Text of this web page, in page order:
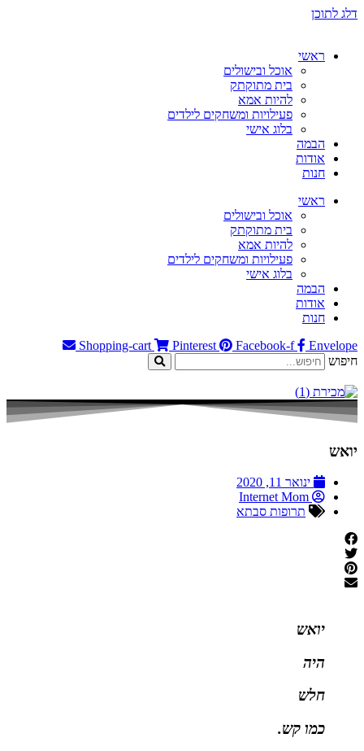
דלג לתוכן
ראשי
אוכל ובישולים
בית מתוקתק
להיות אמא
פעילויות ומשחקים לילדים
בלוג אישי
הבמה
אודות
חנות
ראשי
אוכל ובישולים
בית מתוקתק
להיות אמא
פעילויות ומשחקים לילדים
בלוג אישי
הבמה
אודות
חנות
Shopping-cart
Pinterest Facebook-f
Envelope
חיפוש
יואש
ינואר 11, 2020
Internet Mom
תרופות סבתא
יואש
היה
חלש
כמו קש.